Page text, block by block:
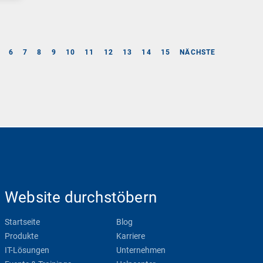
6 7 8 9 10 11 12 13 14 15 NÄCHSTE
Website durchstöbern
Startseite
Produkte
IT-Lösungen
Blog
Karriere
Unternehmen